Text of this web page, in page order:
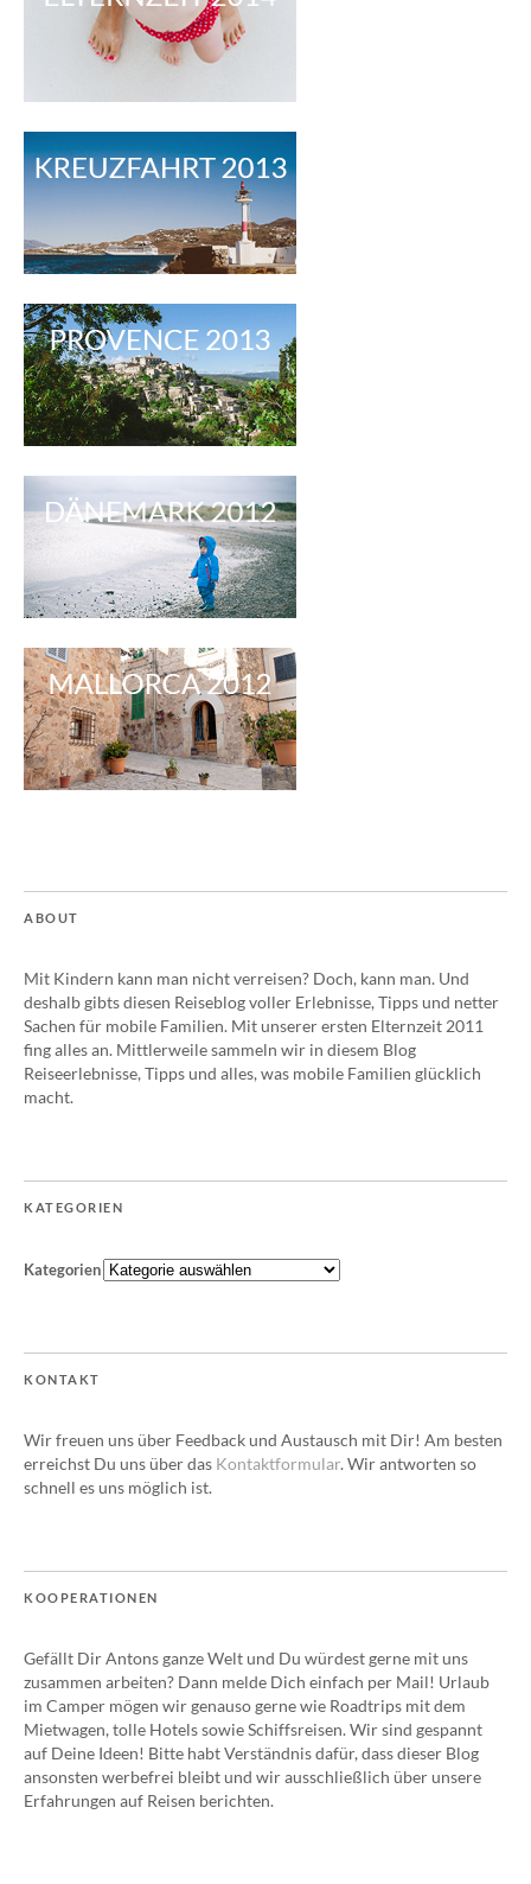
ABOUT
Mit Kindern kann man nicht verreisen? Doch, kann man. Und
deshalb gibts diesen Reiseblog voller Erlebnisse, Tipps und netter
Sachen für mobile Familien. Mit unserer ersten Elternzeit 2011
fing alles an. Mittlerweile sammeln wir in diesem Blog
Reiseerlebnisse, Tipps und alles, was mobile Familien glücklich
macht.
KATEGORIEN
Kategorien
KONTAKT
Wir freuen uns über Feedback und Austausch mit Dir! Am besten
erreichst Du uns über das Kontaktformular. Wir antworten so
schnell es uns möglich ist.
KOOPERATIONEN
Gefällt Dir Antons ganze Welt und Du würdest gerne mit uns
zusammen arbeiten? Dann melde Dich einfach per Mail! Urlaub
im Camper mögen wir genauso gerne wie Roadtrips mit dem
Mietwagen, tolle Hotels sowie Schiffsreisen. Wir sind gespannt
auf Deine Ideen! Bitte habt Verständnis dafür, dass dieser Blog
ansonsten werbefrei bleibt und wir ausschließlich über unsere
Erfahrungen auf Reisen berichten.